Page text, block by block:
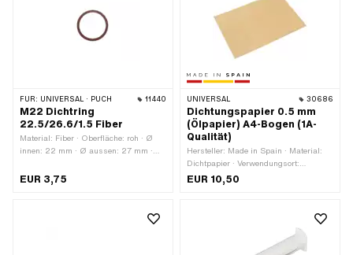
Werkstattzubehör · Ø innen: 5 mm · Ø
innen: 6 mm · Ø innen: 7 mm · Ø
innen: 8 mm · Ø innen: 10 mm · Ø
innen: 10.5 mm · Ø innen: 11 mm · Ø
innen: 14 mm · Ø innen: 15 mm · Ø
innen: 17.5 mm
FÜR: UNIVERSAL · PUCH 11440
M22 Dichtring
22.5/26.6/1.5 Fiber
Material: Fiber · Oberfläche: roh · Ø
innen: 22 mm · Ø aussen: 27 mm ·
EUR 3,75
UNIVERSAL 30686
Dichtungspapier 0.5 mm
(Ölpapier) A4-Bogen (1A-
Qualität)
Hersteller: Made in Spain · Material:
Dichtpapier · Verwendungsort:
Universal · Dicke: 0.5 mm
EUR 10,50